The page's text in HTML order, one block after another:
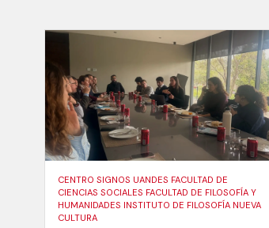
CENTRO SIGNOS UANDES FACULTAD DE
CIENCIAS SOCIALES FACULTAD DE FILOSOFÍA Y
HUMANIDADES INSTITUTO DE FILOSOFÍA NUEVA
CULTURA